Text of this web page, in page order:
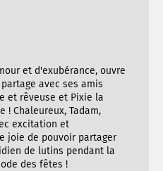
et d'exubérance, ouvre
avec ses amis
et rêveuse et Pixie la
! Chaleureux, Tadam,
excitation et
joie de pouvoir partager
de lutins pendant la
des fêtes !